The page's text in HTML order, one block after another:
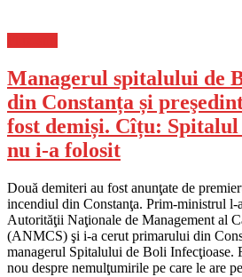
Managerul spitalului de
din Constanța și
fost demiși. Cîțu:
nu i-a folosit
Două demiteri au fost anunţate de
incendiul din Constanţa. Prim-ministrul l-
Autorităţii Naţionale de Management al
(ANMCS) şi i-a cerut primarului din
managerul Spitalului de Boli Infecţioase.
nou despre nemulţumirile pe care le are